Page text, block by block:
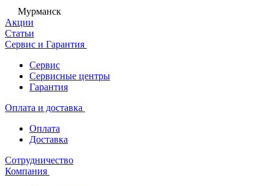
Мурманск
Акции
Статьи
Сервис и Гарантия
Сервис
Сервисные центры
Гарантия
Оплата и доставка
Оплата
Доставка
Сотрудничество
Компания